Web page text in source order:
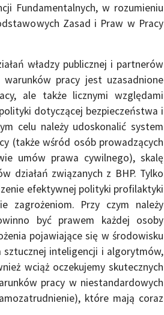
Fundamentalnych, w rozumieniu
Zasad i Praw w Pracy
władzy publicznej i partnerów
warunków pracy jest uzasadnione
ale także licznymi względami
dotyczącej bezpieczeństwa i
celu należy udoskonalić system
(także wśród osób prowadzących
umów prawa cywilnego), skalę
działań związanych z BHP. Tylko
efektywnej polityki profilaktyki
zagrożeniom. Przy czym należy
być prawem każdej osoby
pojawiające się w środowisku
sztucznej inteligencji i algorytmów,
wciąż oczekujemy skutecznych
pracy w niestandardowych
które mają coraz